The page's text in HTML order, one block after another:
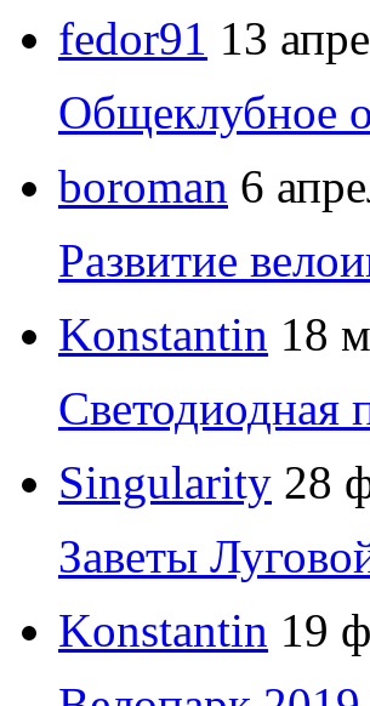
fedor91 13
Общеклубное
boroman 6
Развитие
Konstantin 18
Светодиодная
Singularity 28
Заветы
Konstantin 19